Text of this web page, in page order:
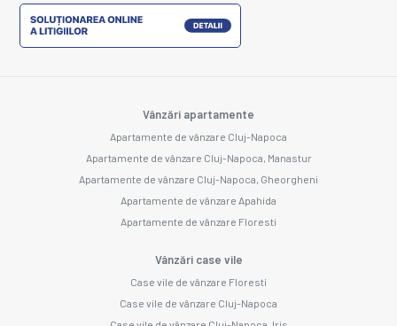
Vânzări apartamente
Apartamente de vânzare Cluj-Napoca
Apartamente de vânzare Cluj-Napoca, Manastur
Apartamente de vânzare Cluj-Napoca, Gheorgheni
Apartamente de vânzare Apahida
Apartamente de vânzare Floresti
Vânzări case vile
Case vile de vânzare Floresti
Case vile de vânzare Cluj-Napoca